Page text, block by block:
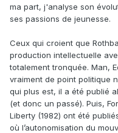
ma part, j'analyse son
ses passions de jeunesse.
Ceux qui croient que
production intellectuelle
totalement tronquée. Man,
vraiment de point politique
qui plus est, il a été publié
(et donc un passé). Puis,
Liberty (1982) ont été
où l’autonomisation du